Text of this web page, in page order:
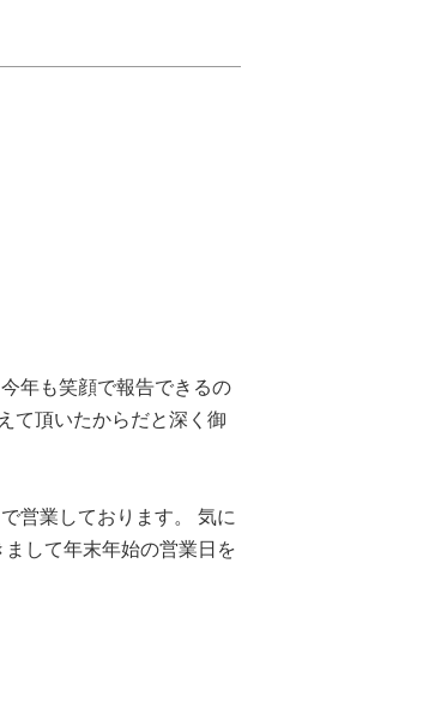
年も笑顔で報告できるの
て頂いたからだと深く御
営業しております。 気に
して年末年始の営業日を